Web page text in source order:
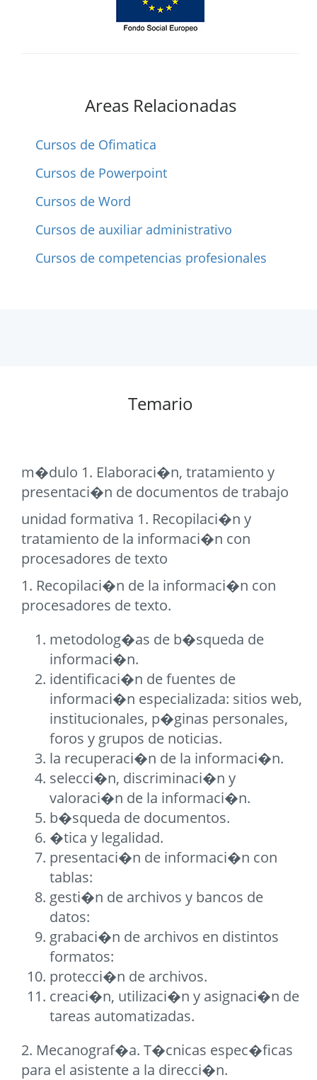
Areas Relacionadas
Cursos de Ofimatica
Cursos de Powerpoint
Cursos de Word
Cursos de auxiliar administrativo
Cursos de competencias profesionales
Temario
m�dulo 1. Elaboraci�n, tratamiento y
presentaci�n de documentos de trabajo
unidad formativa 1. Recopilaci�n y
tratamiento de la informaci�n con
procesadores de texto
1. Recopilaci�n de la informaci�n con
procesadores de texto.
metodolog�as de b�squeda de
informaci�n.
identificaci�n de fuentes de
informaci�n especializada: sitios web,
institucionales, p�ginas personales,
foros y grupos de noticias.
la recuperaci�n de la informaci�n.
selecci�n, discriminaci�n y
valoraci�n de la informaci�n.
b�squeda de documentos.
�tica y legalidad.
presentaci�n de informaci�n con
tablas:
gesti�n de archivos y bancos de
datos:
grabaci�n de archivos en distintos
formatos:
protecci�n de archivos.
creaci�n, utilizaci�n y asignaci�n de
tareas automatizadas.
2. Mecanograf�a. T�cnicas espec�ficas
para el asistente a la direcci�n.